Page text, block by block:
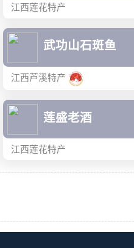
江西莲花特产
武功山石斑鱼
江西芦溪特产
莲盛老酒
江西莲花特产